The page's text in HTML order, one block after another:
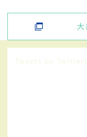
大
Tweets by